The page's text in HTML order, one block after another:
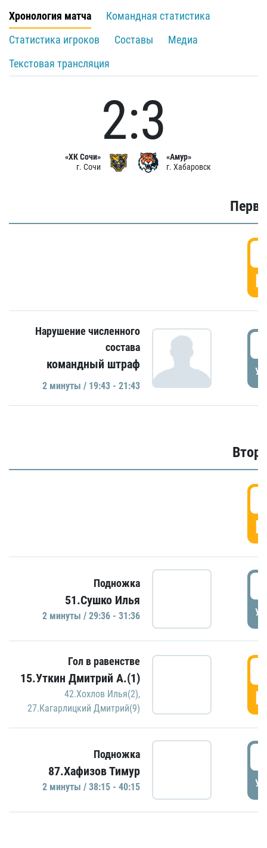
Хронология матча
Командная статистика
Статистика игроков
Составы
Медиа
Текстовая трансляция
«ХК Сочи»
г. Сочи
2:3
«Амур»
г. Хабаровск
Нарушение численного
состава
командный штраф
2 минуты / 19:43 - 21:43
Подножка
51.Сушко Илья
2 минуты / 29:36 - 31:36
Гол в равенстве
15.Уткин Дмитрий А.(1)
42.Хохлов Илья(2),
27.Кагарлицкий Дмитрий(9)
Подножка
87.Хафизов Тимур
2 минуты / 38:15 - 40:15